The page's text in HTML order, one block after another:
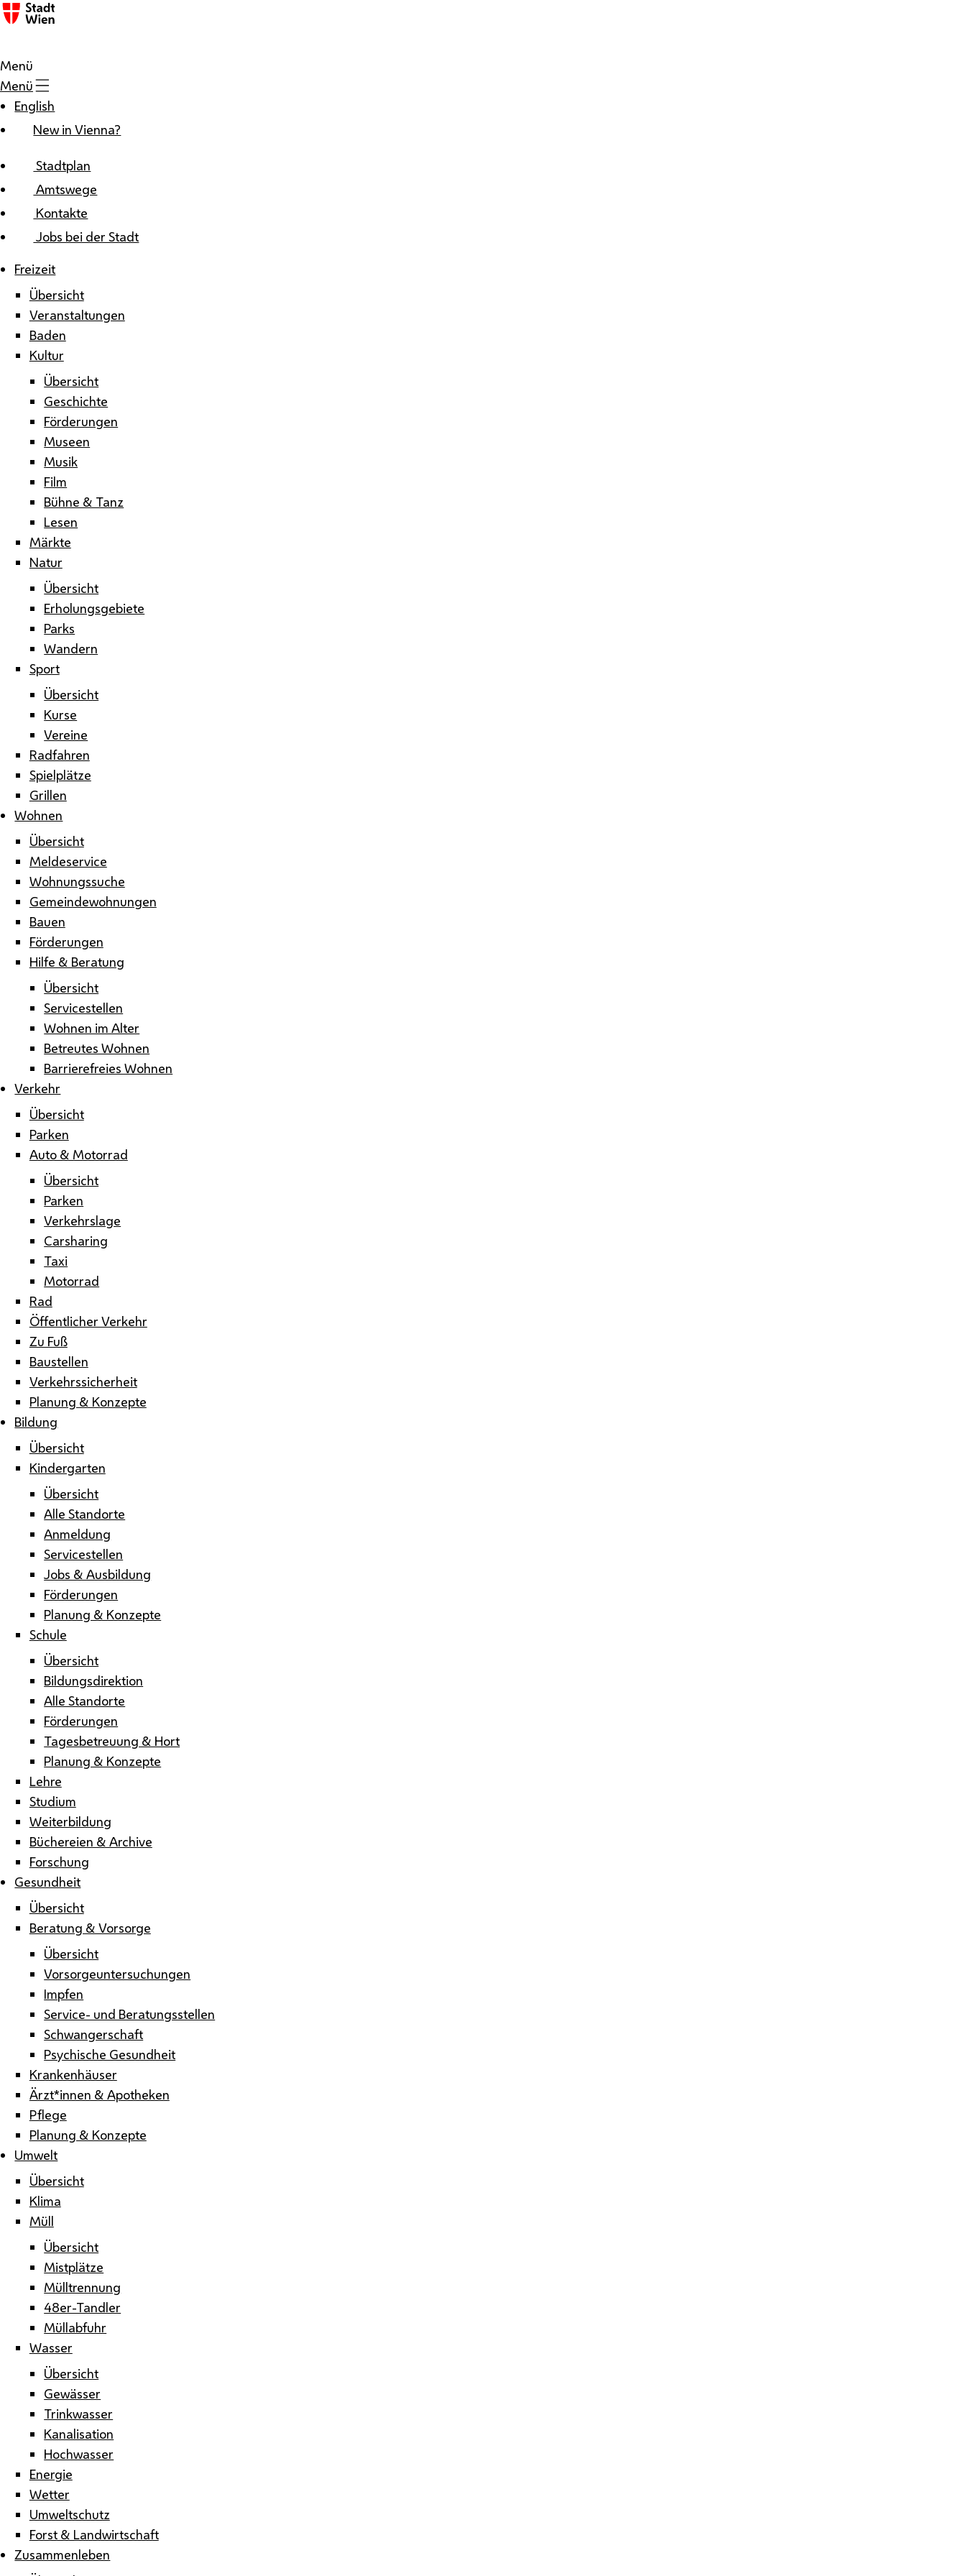
Zum Inhalt
Menü
Menü
English
New in Vienna?
Stadtplan
Amtswege
Kontakte
Jobs bei der Stadt
Freizeit
Übersicht
Veranstaltungen
Baden
Kultur
Übersicht
Geschichte
Förderungen
Museen
Musik
Film
Bühne & Tanz
Lesen
Märkte
Natur
Übersicht
Erholungsgebiete
Parks
Wandern
Sport
Übersicht
Kurse
Vereine
Radfahren
Spielplätze
Grillen
Wohnen
Übersicht
Meldeservice
Wohnungssuche
Gemeindewohnungen
Bauen
Förderungen
Hilfe & Beratung
Übersicht
Servicestellen
Wohnen im Alter
Betreutes Wohnen
Barrierefreies Wohnen
Verkehr
Übersicht
Parken
Auto & Motorrad
Übersicht
Parken
Verkehrslage
Carsharing
Taxi
Motorrad
Rad
Öffentlicher Verkehr
Zu Fuß
Baustellen
Verkehrssicherheit
Planung & Konzepte
Bildung
Übersicht
Kindergarten
Übersicht
Alle Standorte
Anmeldung
Servicestellen
Jobs & Ausbildung
Förderungen
Planung & Konzepte
Schule
Übersicht
Bildungsdirektion
Alle Standorte
Förderungen
Tagesbetreuung & Hort
Planung & Konzepte
Lehre
Studium
Weiterbildung
Büchereien & Archive
Forschung
Gesundheit
Übersicht
Beratung & Vorsorge
Übersicht
Vorsorgeuntersuchungen
Impfen
Service- und Beratungsstellen
Schwangerschaft
Psychische Gesundheit
Krankenhäuser
Ärzt*innen & Apotheken
Pflege
Planung & Konzepte
Umwelt
Übersicht
Klima
Müll
Übersicht
Mistplätze
Mülltrennung
48er-Tandler
Müllabfuhr
Wasser
Übersicht
Gewässer
Trinkwasser
Kanalisation
Hochwasser
Energie
Wetter
Umweltschutz
Forst & Landwirtschaft
Zusammenleben